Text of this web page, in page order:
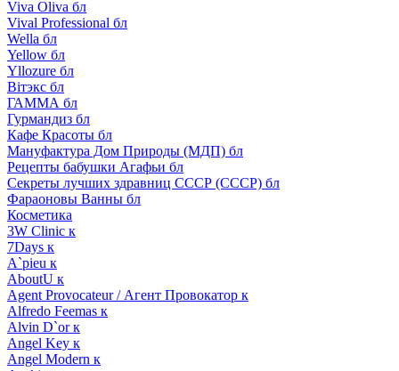
Viva Oliva бл
Vival Professional бл
Wella бл
Yellow бл
Yllozure бл
Вiтэкс бл
ГАММА бл
Гурмандиз бл
Кафе Красоты бл
Мануфактура Дом Природы (МДП) бл
Рецепты бабушки Агафьи бл
Секреты лучших здравниц СССР (СССР) бл
Фараоновы Ванны бл
Косметика
3W Clinic к
7Days к
A`pieu к
AboutU к
Agent Provocateur / Агент Провокатор к
Alfredo Feemas к
Alvin D`or к
Angel Key к
Angel Modern к